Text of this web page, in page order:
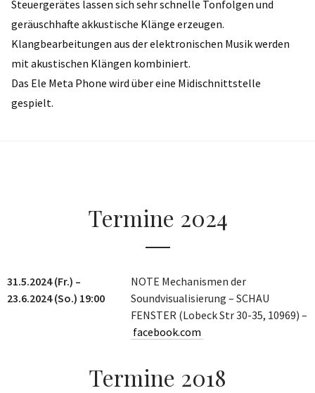
Steuergerätes lassen sich sehr schnelle Tonfolgen und
geräuschhafte akkustische Klänge erzeugen.
Klangbearbeitungen aus der elektronischen Musik werden
mit akustischen Klängen kombiniert.
Das Ele Meta Phone wird über eine Midischnittstelle
gespielt.
Termine 2024
31.5.2024 (Fr.) –
23.6.2024 (So.) 19:00
NOTE Mechanismen der
Soundvisualisierung – SCHAU
FENSTER (Lobeck Str 30-35, 10969) –
facebook.com
Termine 2018